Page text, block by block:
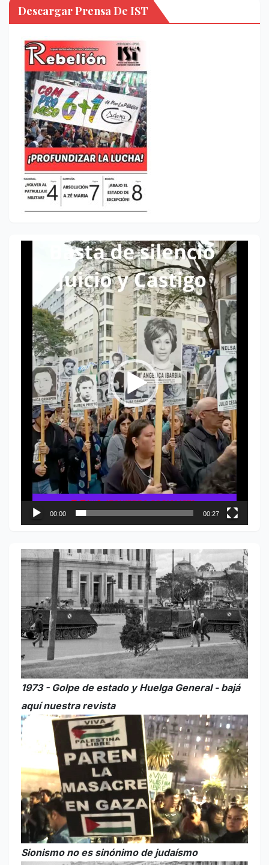
Descargar Prensa De IST
Reproductor
00:00 00:27
1973 - Golpe de estado y Huelga General - bajá
aquí nuestra revista
Sionismo no es sinónimo de judaísmo